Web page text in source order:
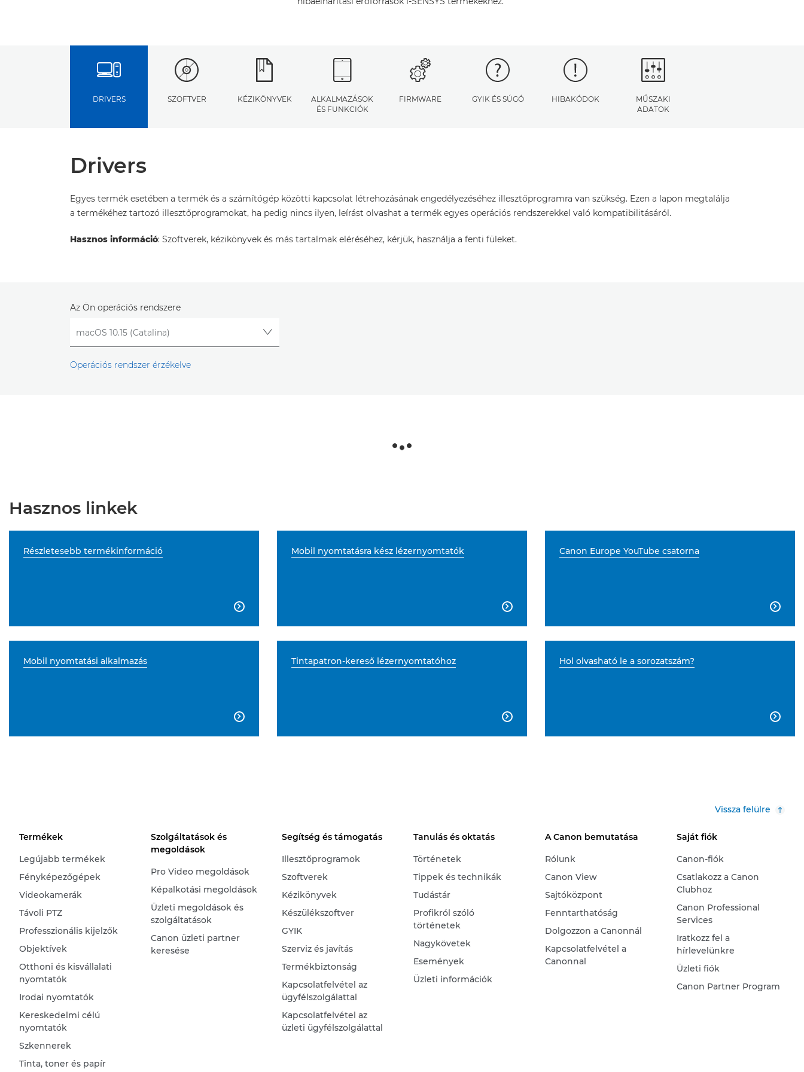
DRIVERS SZOFTVER KÉZIKÖNYVEK
ALKALMAZÁSOK
ÉS FUNKCIÓK
FIRMWARE GYIK ÉS SÚGÓ HIBAKÓDOK
MŰSZAKI
ADATOK
Drivers
Egyes termék esetében a termék és a számítógép közötti kapcsolat létrehozásának engedélyezéséhez illesztőprogramra van szükség. Ezen a lapon megtalálja
a termékéhez tartozó illesztőprogramokat, ha pedig nincs ilyen, leírást olvashat a termék egyes operációs rendszerekkel való kompatibilitásáról.
Hasznos információ: Szoftverek, kézikönyvek és más tartalmak eléréséhez, kérjük, használja a fenti füleket.
Az Ön operációs rendszere
Operációs rendszer érzékelve
Hasznos linkek
Részletesebb termékinformáció

Mobil nyomtatásra kész lézernyomtatók

Canon Europe YouTube csatorna

Mobil nyomtatási alkalmazás

Tintapatron-kereső lézernyomtatóhoz

Hol olvasható le a sorozatszám?

Vissza felülre
Termékek
Legújabb termékek
Fényképezőgépek
Videokamerák
Távoli PTZ
Professzionális kijelzők
Objektívek
Otthoni és kisvállalati
nyomtatók
Irodai nyomtatók
Kereskedelmi célú
nyomtatók
Szkennerek
Tinta, toner és papír
Szolgáltatások és
megoldások
Pro Video megoldások
Képalkotási megoldások
Üzleti megoldások és
szolgáltatások
Canon üzleti partner
keresése
Segítség és támogatás
Illesztőprogramok
Szoftverek
Kézikönyvek
Készülékszoftver
GYIK
Szerviz és javítás
Termékbiztonság
Kapcsolatfelvétel az
ügyfélszolgálattal
Kapcsolatfelvétel az
üzleti ügyfélszolgálattal
Tanulás és oktatás
Történetek
Tippek és technikák
Tudástár
Profikról szóló
történetek
Nagykövetek
Események
Üzleti információk
A Canon bemutatása
Rólunk
Canon View
Sajtóközpont
Fenntarthatóság
Dolgozzon a Canonnál
Kapcsolatfelvétel a
Canonnal
Saját fiók
Canon-fiók
Csatlakozz a Canon
Clubhoz
Canon Professional
Services
Iratkozz fel a
hírlevelünkre
Üzleti fiók
Canon Partner Program